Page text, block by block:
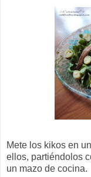
Mete los kikos en
ellos, partiéndolos
un mazo de cocina.